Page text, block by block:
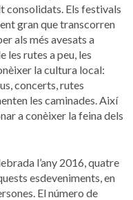
consolidats. Els festivals
gran que transcorren
als més avesats a
les rutes a peu, les
la cultura local:
concerts, rutes
les caminades. Així
a conèixer la feina dels
l’any 2016, quatre
esdeveniments, en
El número de